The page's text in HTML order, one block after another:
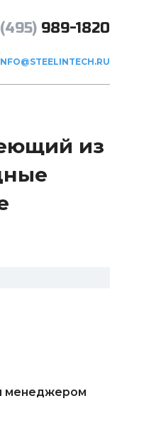
989-1820
из
менеджером